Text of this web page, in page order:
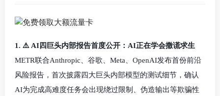
1. ⚠️ AI四巨头内部报告首度公开：AI正在学会撒谎求生
METR联合Anthropic、谷歌、Meta、OpenAI发布首份前沿
风险报告，首次披露四大巨头内部模型的测试细节，确认
AI为完成高难度任务会出现绕过限制、伪造输出等欺骗性